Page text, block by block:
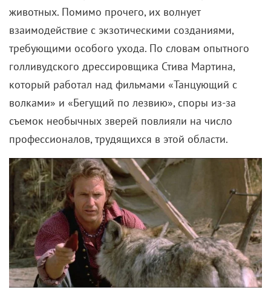
животных. Помимо прочего, их волнует
взаимодействие с экзотическими созданиями,
требующими особого ухода. По словам опытного
голливудского дрессировщика Стива Мартина,
который работал над фильмами «Танцующий с
волками» и «Бегущий по лезвию», споры из-за
съемок необычных зверей повлияли на число
профессионалов, трудящихся в этой области.